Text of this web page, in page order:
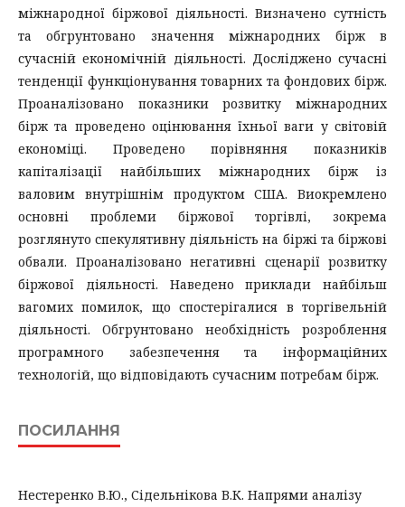
міжнародної біржової діяльності. Визначено сутність
та обгрунтовано значення міжнародних бірж в
сучасній економічній діяльності. Досліджено сучасні
тенденції функціонування товарних та фондових бірж.
Проаналізовано показники розвитку міжнародних
бірж та проведено оцінювання їхньої ваги у світовій
економіці. Проведено порівняння показників
капіталізації найбільших міжнародних бірж із
валовим внутрішнім продуктом США. Виокремлено
основні проблеми біржової торгівлі, зокрема
розглянуто спекулятивну діяльність на біржі та біржові
обвали. Проаналізовано негативні сценарії розвитку
біржової діяльності. Наведено приклади найбільш
вагомих помилок, що спостерігалися в торгівельній
діяльності. Обгрунтовано необхідність розроблення
програмного забезпечення та інформаційних
технологій, що відповідають сучасним потребам бірж.
ПОСИЛАННЯ
Нестеренко В.Ю., Сідельнікова В.К. Напрями аналізу